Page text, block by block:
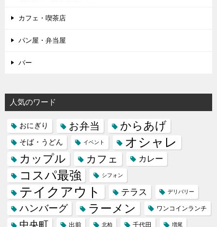
カフェ・喫茶店
パン屋・弁当屋
バー
人気のワード
おにぎり お弁当 からあげ
そば・うどん イベント オシャレ
カップル カフェ カレー
コスパ最強 シフォン
テイクアウト テラス デリバリー
ハンバーグ ラーメン ワンコインランチ
中央町 出前 北柏 千代田 増尾